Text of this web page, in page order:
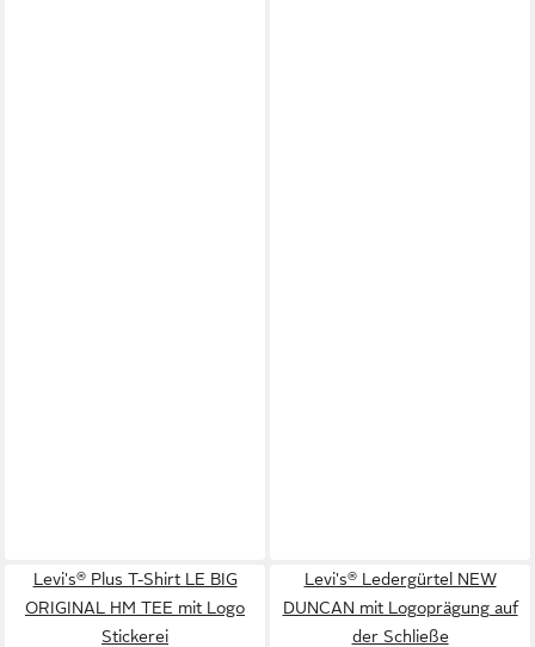
Levi's® Plus T-Shirt LE BIG
ORIGINAL HM TEE mit Logo
Stickerei
Levi's® Ledergürtel NEW
DUNCAN mit Logoprägung auf
der Schließe